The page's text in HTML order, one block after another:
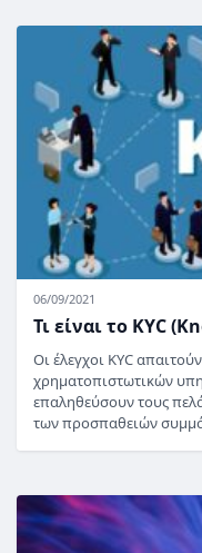
06/09/2021
Τι είναι το KYC
Οι έλεγχοι KYC
χρηματοπιστωτικών
επαληθεύσουν τους
των προσπαθειών